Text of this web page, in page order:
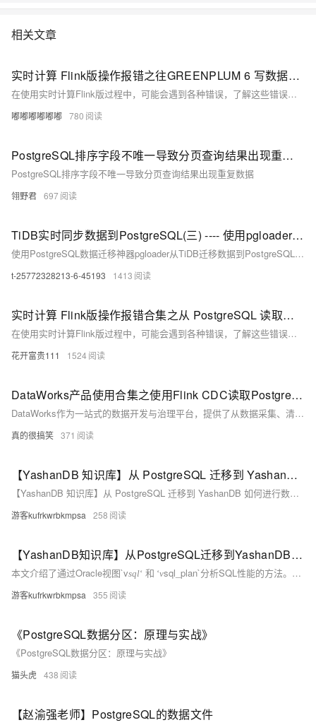
台，为阿里巴巴经济体以及各个行业的企业客户和开发者提供从公共云到
数据库产品家族及特性。
相关文章
实时计算 Flink版操作报错之往GREENPLUM 6 写数据，用postgresql-42.2.9.jar 报 ON CONFLICT (uuid) DO UPDATE SET 语法有问题。怎么解决
在使用实时计算Flink版过程中，可能会遇到各种错误，了解这些错误的原因及解决方法对于高效排错至关重要。针对具体问题，查看Flink的日志是关键，它们通常会提供更详细的错误信息和堆栈跟踪，有助于定位问题。此外，Flink社区文档和官方论坛也是寻求帮助的好去处。以下是一些常见的操作报错及其可能的原因与解决策略。
嘟嘟嘟嘟嘟嘟 780
PostgreSQL排序字段不唯一导致分页查询结果出现重复数据
PostgreSQL排序字段不唯一导致分页查询结果出现重复数据
翎野君 697
TiDB实时同步数据到PostgreSQL(三) ---- 使用pgloader迁移数据
使用PostgreSQL数据迁移神器pgloader从TiDB迁移数据到PostgreSQL，同时说明如何在最新的Rocky Linux 9（CentOS 9 stream也适用）上通过源码编译安装pgloader。
t-25772328213-6-45193 1413
实时计算 Flink版操作报错合集之从 PostgreSQL 读取数据并写入 Kafka 时，遇到 "initial slot snapshot too large" 的错误，该怎么办
在使用实时计算Flink版过程中，可能会遇到各种错误，了解这些错误的原因及解决方法对于高效排错至关重要。针对具体问题，查看Flink的日志是关键，它们通常会提供更详细的错误信息和堆栈跟踪，有助于定位问题。此外，Flink社区文档和官方论坛也是寻求帮助的好去处。以下是一些常见的操作报错及其可能的原因与解决策略。
花开富贵111 1524
DataWorks产品使用合集之使用Flink CDC读取PostgreSQL数据时如何指定编码格式
DataWorks作为一站式的数据开发与治理平台，提供了从数据采集、清洗、开发、调度、服务化、质量监控到安全管理的全套解决方案，帮助企业构建高效、规范、安全的大数据处理体系。以下是对DataWorks产品使用合集的概述，涵盖数据处理的各个环节。
真的很搞笑 371
【YashanDB 知识库】从 PostgreSQL 迁移到 YashanDB 如何进行数据行数比对
【YashanDB 知识库】从 PostgreSQL 迁移到 YashanDB 如何进行数据行数比对
游客kufrkwrbkmpsa 258
【YashanDB知识库】从PostgreSQL迁移到YashanDB如何进行数据行数比对
本文介绍了通过Oracle视图`vsql‘ 和 ‘vsql_plan`分析SQL性能的方法。首先，可通过`plan_hash_value`从`v$sql_plan`获取SQL执行计划，结合示例展示了具体查询方式。文章还创建了一个UDF函数`REPEAT`用于格式化输出，便于阅读复杂执行计划。最后，通过实例展示了如何根据`plan_hash_value`获取SQL文本及其内存中的执行计划，帮助优化性能问题。
游客kufrkwrbkmpsa 355
《PostgreSQL数据分区：原理与实战》
《PostgreSQL数据分区：原理与实战》
猫头虎 438
【赵渝强老师】PostgreSQL的数据文件